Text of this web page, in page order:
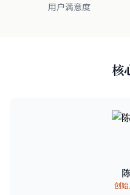
用户满意度
核
创